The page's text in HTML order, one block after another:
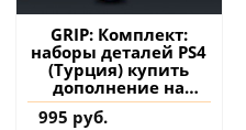
GRIP: Комплект:
наборы деталей PS4
(Турция) купить
дополнение на
аккаунт
995 руб.